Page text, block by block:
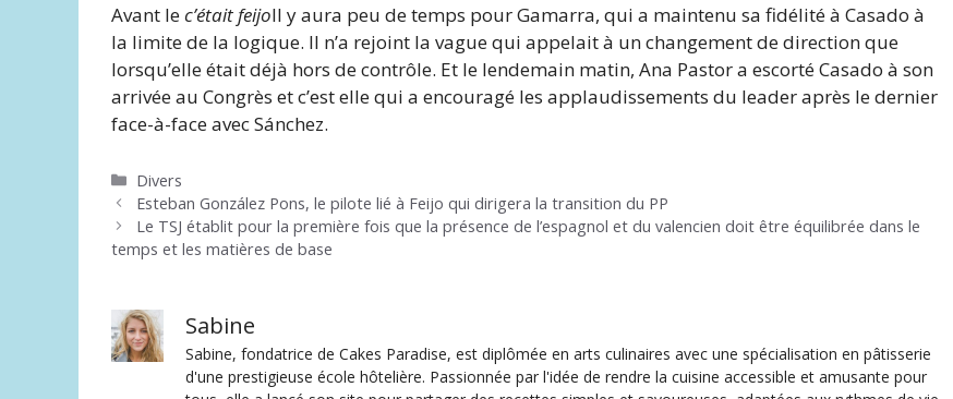
Avant lec’était feijoIl y aura peu de temps pour Gamarra, qui a maintenu sa fidélité à Casado à
la limite de la logique. Il n’a rejoint la vague qui appelait à un changement de direction que
lorsqu’elle était déjà hors de contrôle. Et le lendemain matin, Ana Pastor a escorté Casado à son
arrivée au Congrès et c’est elle qui a encouragé les applaudissements du leader après le dernier
face-à-face avec Sánchez.
Catégories
Divers
Esteban González Pons, le pilote lié à Feijo qui dirigera la transition du PP
Le TSJ établit pour la première fois que la présence de l’espagnol et du valencien doit être équilibrée dans le
temps et les matières de base
Sabine
Sabine, fondatrice de Cakes Paradise, est diplômée en arts culinaires avec une spécialisation en pâtisserie
d'une prestigieuse école hôtelière. Passionnée par l'idée de rendre la cuisine accessible et amusante pour